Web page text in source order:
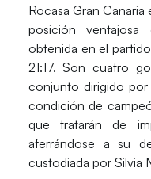
Rocasa Gran Canaria
posición
obtenida en el
21:17. Son cuatro
conjunto dirigido por
condición de
que tratarán de
aferrándose a su
custodiada por Silvia